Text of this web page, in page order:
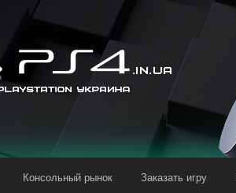
Консольный рынок Заказать игру